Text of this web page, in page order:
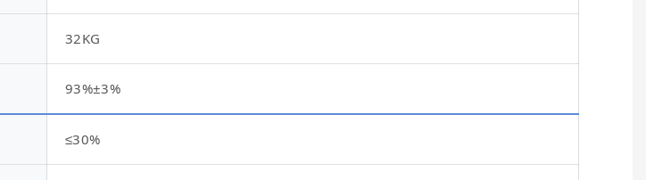
32KG
93%±3%
≤30%